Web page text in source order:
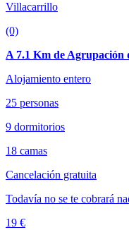
Villacarrillo
(0)
A 7.1 Km de Agrupación
Alojamiento entero
25 personas
9 dormitorios
18 camas
Cancelación gratuita
Todavía no se te cobrará
19 €